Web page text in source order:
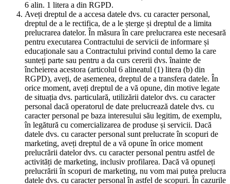
6 alin. 1 litera a din RGPD.
Aveți dreptul de a accesa datele dvs. cu caracter personal,
dreptul de a le rectifica, de a le șterge și dreptul de a limita
prelucrarea datelor. În măsura în care prelucrarea este necesară
pentru executarea Contractului de servicii de informare și
educaționale sau a Contractului privind contul demo la care
sunteți parte sau pentru a da curs cererii dvs. înainte de
încheierea acestora (articolul 6 alineatul (1) litera (b) din
RGPD), aveți, de asemenea, dreptul de a transfera datele. În
orice moment, aveți dreptul de a vă opune, din motive legate
de situația dvs. particulară, utilizării datelor dvs. cu caracter
personal dacă operatorul de date prelucrează datele dvs. cu
caracter personal pe baza interesului său legitim, de exemplu,
în legătură cu comercializarea de produse și servicii. Dacă
datele dvs. cu caracter personal sunt prelucrate în scopuri de
marketing, aveți dreptul de a vă opune în orice moment
prelucrării datelor dvs. cu caracter personal pentru astfel de
activități de marketing, inclusiv profilarea. Dacă vă opuneți
prelucrării în scopuri de marketing, nu vom mai putea prelucra
datele dvs. cu caracter personal în astfel de scopuri. În cazurile